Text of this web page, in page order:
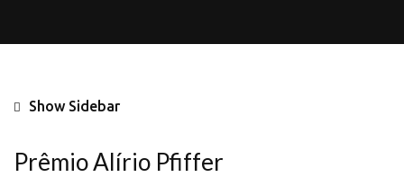
Show Sidebar
Prêmio Alírio Pfiffer